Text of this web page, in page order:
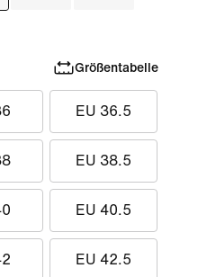
Größentabelle
EU 36.5
EU 38.5
EU 40.5
EU 42.5